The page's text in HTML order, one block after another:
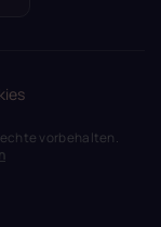
vorbehalten.